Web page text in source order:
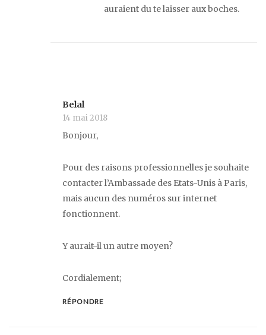
auraient du te laisser aux boches.
Belal
14 mai 2018
Bonjour,
Pour des raisons professionnelles je souhaite
contacter l’Ambassade des Etats-Unis à Paris,
mais aucun des numéros sur internet
fonctionnent.
Y aurait-il un autre moyen?
Cordialement;
RÉPONDRE